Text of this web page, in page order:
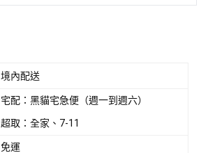
境內配送
宅配：黑貓宅急便（週一到週六）
超取：全家、7-11
免運